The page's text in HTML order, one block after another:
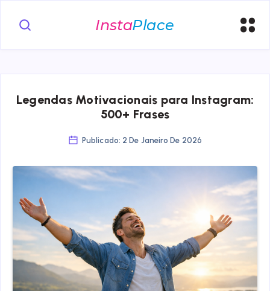
Legendas Motivacionais para Instagram:
500+ Frases
Publicado: 2 De Janeiro De 2026